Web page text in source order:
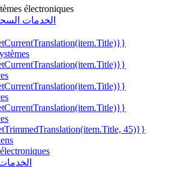
électroniques
الخدمات
45)}}